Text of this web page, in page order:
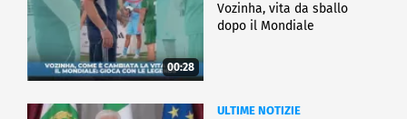
00:28
Vozinha, vita da sballo
dopo il Mondiale
ULTIME NOTIZIE